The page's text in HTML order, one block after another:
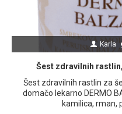
Karla
Šest zdravilnih
Šest zdravilnih rastlin za
domačo lekarno DERMO
kamilica, rman,